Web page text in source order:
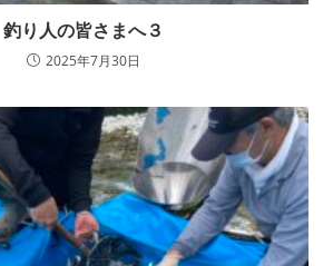
釣り人の皆さまへ３
2025年7月30日